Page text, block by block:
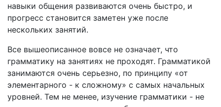
навыки общения развиваются очень быстро, и
прогресс становится заметен уже после
нескольких занятий.
Все вышеописанное вовсе не означает, что
грамматику на занятиях не проходят. Грамматикой
занимаются очень серьезно, по принципу «от
элементарного - к сложному» с самых начальных
уровней. Тем не менее, изучение грамматики - не